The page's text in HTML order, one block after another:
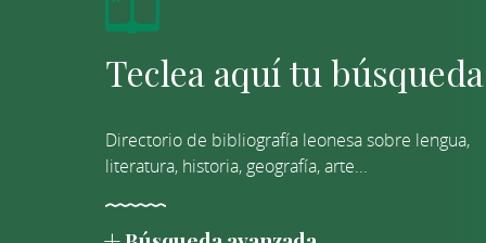
Directorio de bibliografía leonesa sobre lengua,
literatura, historia, geografía, arte...